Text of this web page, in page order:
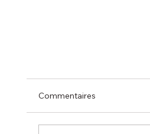
Commentaires